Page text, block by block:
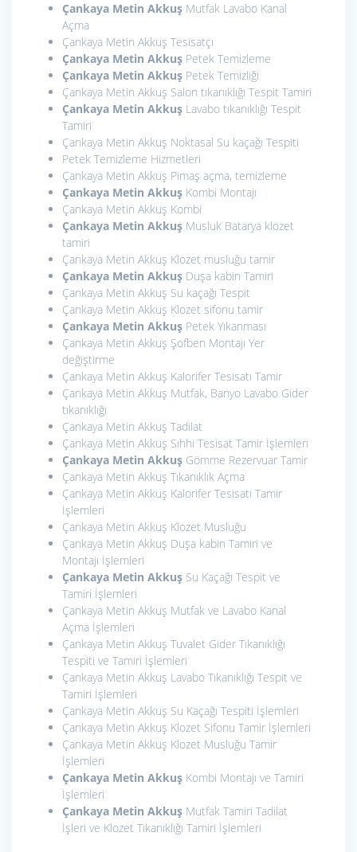
Çankaya Metin Akkuş Mutfak Lavabo Kanal
Açma
Çankaya Metin Akkuş Tesisatçı
Çankaya Metin Akkuş Petek Temizleme
Çankaya Metin Akkuş Petek Temizliği
Çankaya Metin Akkuş Salon tıkanıklığı Tespit Tamiri
Çankaya Metin Akkuş Lavabo tıkanıklığı Tespit
Tamiri
Çankaya Metin Akkuş Noktasal Su kaçağı Tespiti
Petek Temizleme Hizmetleri
Çankaya Metin Akkuş Pimaş açma, temizleme
Çankaya Metin Akkuş Kombi Montajı
Çankaya Metin Akkuş Kombi
Çankaya Metin Akkuş Musluk Batarya klozet
tamiri
Çankaya Metin Akkuş Klozet musluğu tamir
Çankaya Metin Akkuş Duşa kabin Tamiri
Çankaya Metin Akkuş Su kaçağı Tespit
Çankaya Metin Akkuş Klozet sifonu tamir
Çankaya Metin Akkuş Petek Yıkanması
Çankaya Metin Akkuş Şofben Montajı Yer
değiştirme
Çankaya Metin Akkuş Kalorifer Tesisatı Tamir
Çankaya Metin Akkuş Mutfak, Banyo Lavabo Gider
tıkanıklığı
Çankaya Metin Akkuş Tadilat
Çankaya Metin Akkuş Sıhhi Tesisat Tamir İşlemleri
Çankaya Metin Akkuş Gömme Rezervuar Tamir
Çankaya Metin Akkuş Tıkanıklık Açma
Çankaya Metin Akkuş Kalorifer Tesisatı Tamir
İşlemleri
Çankaya Metin Akkuş Klozet Musluğu
Çankaya Metin Akkuş Duşa kabin Tamiri ve
Montajı İşlemleri
Çankaya Metin Akkuş Su Kaçağı Tespit ve
Tamiri İşlemleri
Çankaya Metin Akkuş Mutfak ve Lavabo Kanal
Açma İşlemleri
Çankaya Metin Akkuş Tuvalet Gider Tıkanıklığı
Tespiti ve Tamiri İşlemleri
Çankaya Metin Akkuş Lavabo Tıkanıklığı Tespit ve
Tamiri İşlemleri
Çankaya Metin Akkuş Su Kaçağı Tespiti İşlemleri
Çankaya Metin Akkuş Klozet Sifonu Tamir İşlemleri
Çankaya Metin Akkuş Klozet Musluğu Tamir
İşlemleri
Çankaya Metin Akkuş Kombi Montajı ve Tamiri
İşlemleri
Çankaya Metin Akkuş Mutfak Tamiri Tadilat
İşleri ve Klozet Tıkanıklığı Tamiri İşlemleri